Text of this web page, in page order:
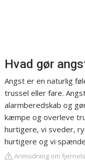
Hvad gør
Angst er en naturlig
trussel eller fare.
alarmberedskab og
kæmpe og overleve
hurtigere, vi sveder,
hurtigere og vi
Anmodning om